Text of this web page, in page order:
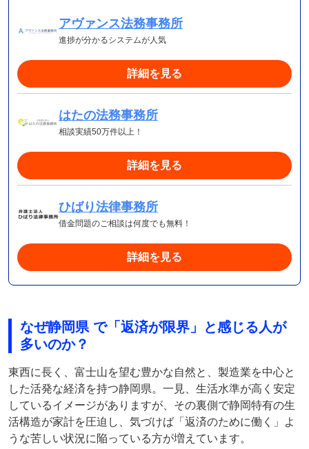
アヴァンス法務事務所
進捗が分かるシステムが人気
詳細を見る
はたの法務事務所
相談実績50万件以上！
詳細を見る
ひばり法律事務所
借金問題のご相談は何度でも無料！
詳細を見る
なぜ静岡県 で「返済が限界」と感じる人が
多いのか？
東西に長く、富士山を望む豊かな自然と、製造業を中心と
した活発な経済を持つ静岡県。一見、生活水準が高く安定
しているイメージがありますが、その裏側で静岡特有の生
活構造が家計を圧迫し、気づけば「返済のために働く」よ
うな苦しい状況に陥っている方が増えています。